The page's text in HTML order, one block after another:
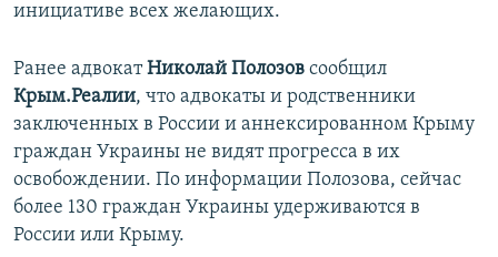
инициативе всех желающих.
Ранее адвокатНиколай Полозов сообщил
Крым.Реалии, что адвокаты и родственники
заключенных в России и аннексированном Крыму
граждан Украины не видят прогресса в их
освобождении. По информации Полозова, сейчас
более 130 граждан Украины удерживаются в
России или Крыму.